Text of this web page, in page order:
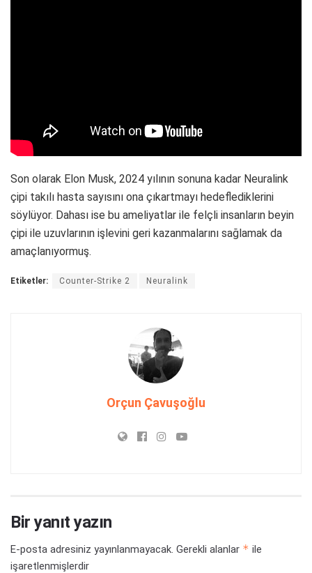
Son olarak Elon Musk, 2024 yılının sonuna kadar Neuralink
çipi takılı hasta sayısını ona çıkartmayı hedeflediklerini
söylüyor. Dahası ise bu ameliyatlar ile felçli insanların beyin
çipi ile uzuvlarının işlevini geri kazanmalarını sağlamak da
amaçlanıyormuş.
Etiketler: Counter-Strike 2 Neuralink
Orçun Çavuşoğlu
Bir yanıt yazın
E-posta adresiniz yayınlanmayacak. Gerekli alanlar * ile
işaretlenmişlerdir